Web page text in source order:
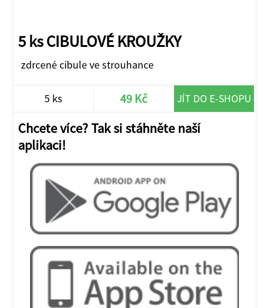
5 ks CIBULOVÉ KROUŽKY
zdrcené cibule ve strouhance
5 ks 49 Kč JÍT DO E-SHOPU
Chcete více? Tak si stáhněte naší
aplikaci!